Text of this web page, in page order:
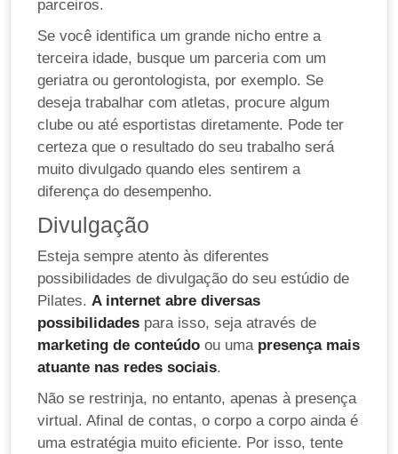
parceiros.
Se você identifica um grande nicho entre a
terceira idade, busque um parceria com um
geriatra ou gerontologista, por exemplo. Se
deseja trabalhar com atletas, procure algum
clube ou até esportistas diretamente. Pode ter
certeza que o resultado do seu trabalho será
muito divulgado quando eles sentirem a
diferença do desempenho.
Divulgação
Esteja sempre atento às diferentes
possibilidades de divulgação do seu estúdio de
Pilates. A internet abre diversas
possibilidades para isso, seja através de
marketing de conteúdo ou uma presença mais
atuante nas redes sociais.
Não se restrinja, no entanto, apenas à presença
virtual. Afinal de contas, o corpo a corpo ainda é
uma estratégia muito eficiente. Por isso, tente